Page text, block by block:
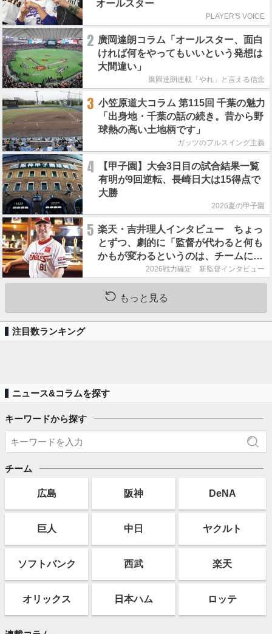
オールスター
PLAYER'S VOICE
2 廣岡達朗コラム「オールスター、面白
ければ何をやってもいいという発想は
大間違い」
廣岡達朗連載「やれ」と言える信念
3 小笠原道大コラム 第115回 千葉の魅力
「出身地・千葉の話の続き。昔から野
球熱の高い土地柄です」
ガッツのフルスイング主義
4
【甲子園】大会3日目の試合結果一覧
有明が9回逆転、長崎日大は15得点で
大勝
2026夏の甲子園
5 楽天・吉井理人インタビュー ちょっ
とずつ、劇的に「監督が代わると何も
かもが変わるというのは、チームにと
って良くないことなんです」
2026戦力確定 新監督インタビュー
もっと見る
注目数ランキング
ニュース&コラムを探す
キーワードから探す
チーム
広島 阪神 DeNA
巨人 中日 ヤクルト
ソフトバンク 西武 楽天
オリックス 日本ハム ロッテ